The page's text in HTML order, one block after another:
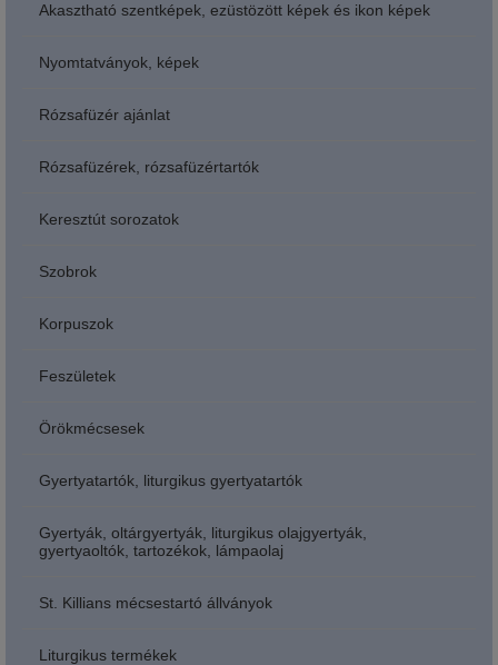
Akasztható szentképek, ezüstözött képek és ikon képek
Nyomtatványok, képek
Rózsafüzér ajánlat
Rózsafüzérek, rózsafüzértartók
Keresztút sorozatok
Szobrok
Korpuszok
Feszületek
Örökmécsesek
Gyertyatartók, liturgikus gyertyatartók
Gyertyák, oltárgyertyák, liturgikus olajgyertyák,
gyertyaoltók, tartozékok, lámpaolaj
St. Killians mécsestartó állványok
Liturgikus termékek